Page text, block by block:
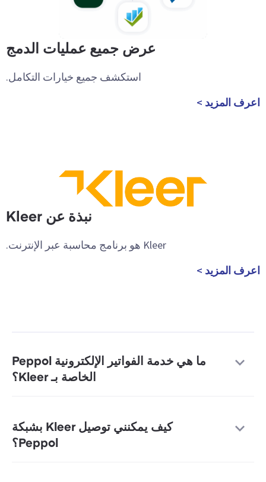
عرض جميع عمليات الدمج
استكشف جميع خيارات التكامل.
اعرف المزيد >
نبذة عن Kleer
Kleer هو برنامج محاسبة عبر الإنترنت.
اعرف المزيد >
ما هي خدمة الفواتير الإلكترونية Peppol
الخاصة بـ Kleer؟
كيف يمكنني توصيل Kleer بشبكة
Peppol؟